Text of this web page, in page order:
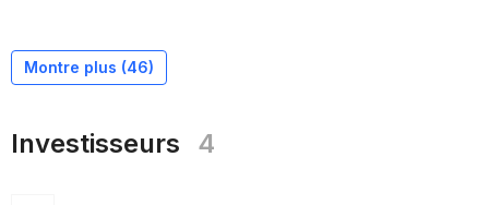
Montre plus (46)
Investisseurs 4